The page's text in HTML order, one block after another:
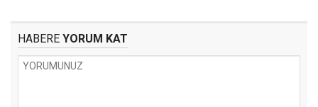
HABERE YORUM KAT